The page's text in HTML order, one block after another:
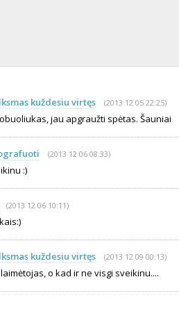
kuždesiu virtęs (2013 12 05 22:25)
jau apgraužti spėtas. Šauniai
(2013 12 06 08:33)
:)
(2013 12 06 10:11)
kuždesiu virtęs (2013 12 09 00:13)
o kad ir ne visgi sveikinu....